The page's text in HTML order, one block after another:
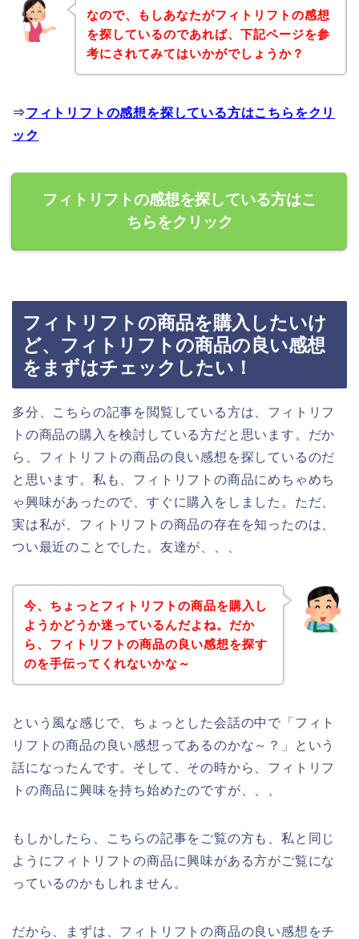
なので、もしあなたがフィトリフトの感想
を探しているのであれば、下記ページを参
考にされてみてはいかがでしょうか？
⇒フィトリフトの感想を探している方はこちらをクリ
ック
フィトリフトの感想を探している方はこ
ちらをクリック
フィトリフトの商品を購入したいけ
ど、フィトリフトの商品の良い感想
をまずはチェックしたい！
多分、こちらの記事を閲覧している方は、フィトリフ
トの商品の購入を検討している方だと思います。だか
ら、フィトリフトの商品の良い感想を探しているのだ
と思います。私も、フィトリフトの商品にめちゃめち
ゃ興味があったので、すぐに購入をしました。ただ、
実は私が、フィトリフトの商品の存在を知ったのは、
つい最近のことでした。友達が、、、
今、ちょっとフィトリフトの商品を購入し
ようかどうか迷っているんだよね。だか
ら、フィトリフトの商品の良い感想を探す
のを手伝ってくれないかな～
という風な感じで、ちょっとした会話の中で「フィト
リフトの商品の良い感想ってあるのかな～？」という
話になったんです。そして、その時から、フィトリフ
トの商品に興味を持ち始めたのですが、、、
もしかしたら、こちらの記事をご覧の方も、私と同じ
ようにフィトリフトの商品に興味がある方がご覧にな
っているのかもしれません。
だから、まずは、フィトリフトの商品の良い感想をチ